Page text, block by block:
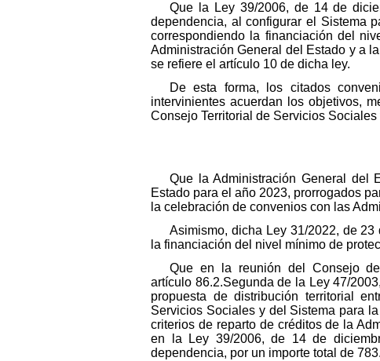
Que la Ley 39/2006, de 14 de
dependencia, al configurar el Sistema
correspondiendo la financiación del
Administración General del Estado y a
se refiere el artículo 10 de dicha ley.
De esta forma, los citados
intervinientes acuerdan los objetivos,
Consejo Territorial de Servicios
Que la Administración General del
Estado para el año 2023, prorrogados
la celebración de convenios con las
Asimismo, dicha Ley 31/2022, de
la financiación del nivel mínimo de
Que en la reunión del Consejo
artículo 86.2.Segunda de la Ley 47/
propuesta de distribución territorial
Servicios Sociales y del Sistema para
criterios de reparto de créditos de la
en la Ley 39/2006, de 14 de
dependencia, por un importe total de